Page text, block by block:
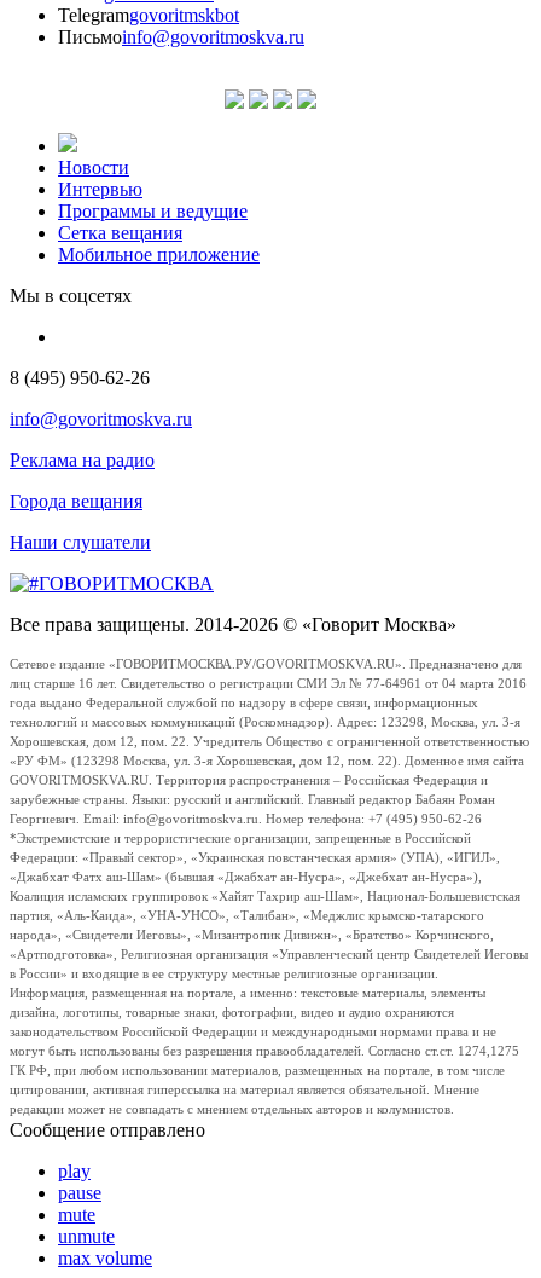
Telegramgovoritmskbot
Письмоinfo@govoritmoskva.ru
Новости
Интервью
Программы и ведущие
Сетка вещания
Мобильное приложение
Мы в соцсетях
8 (495) 950-62-26
info@govoritmoskva.ru
Реклама на радио
Города вещания
Наши слушатели
Все права защищены. 2014-2026 © «Говорит Москва»
Сетевое издание «ГОВОРИТМОСКВА.РУ/GOVORITMOSKVA.RU». Предназначено для
лиц старше 16 лет. Свидетельство о регистрации СМИ Эл № 77-64961 от 04 марта 2016
года выдано Федеральной службой по надзору в сфере связи, информационных
технологий и массовых коммуникаций (Роскомнадзор). Адрес: 123298, Москва, ул. 3-я
Хорошевская, дом 12, пом. 22. Учредитель Общество с ограниченной ответственностью
«РУ ФМ» (123298 Москва, ул. 3-я Хорошевская, дом 12, пом. 22). Доменное имя сайта
GOVORITMOSKVA.RU. Территория распространения – Российская Федерация и
зарубежные страны. Языки: русский и английский. Главный редактор Бабаян Роман
Георгиевич. Email: info@govoritmoskva.ru. Номер телефона: +7 (495) 950-62-26
*Экстремистские и террористические организации, запрещенные в Российской
Федерации: «Правый сектор», «Украинская повстанческая армия» (УПА), «ИГИЛ»,
«Джабхат Фатх аш-Шам» (бывшая «Джабхат ан-Нусра», «Джебхат ан-Нусра»),
Коалиция исламских группировок «Хайят Тахрир аш-Шам», Национал-Большевистская
партия, «Аль-Каида», «УНА-УНСО», «Талибан», «Меджлис крымско-татарского
народа», «Свидетели Иеговы», «Мизантропик Дивижн», «Братство» Корчинского,
«Артподготовка», Религиозная организация «Управленческий центр Свидетелей Иеговы
в России» и входящие в ее структуру местные религиозные организации.
Информация, размещенная на портале, а именно: текстовые материалы, элементы
дизайна, логотипы, товарные знаки, фотографии, видео и аудио охраняются
законодательством Российской Федерации и международными нормами права и не
могут быть использованы без разрешения правообладателей. Согласно ст.ст. 1274,1275
ГК РФ, при любом использовании материалов, размещенных на портале, в том числе
цитировании, активная гиперссылка на материал является обязательной. Мнение
редакции может не совпадать с мнением отдельных авторов и колумнистов.
Сообщение отправлено
play
pause
mute
unmute
max volume